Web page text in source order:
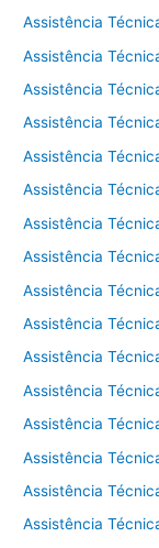
Assistência
Assistência
Assistência
Assistência
Assistência
Assistência
Assistência
Assistência
Assistência
Assistência
Assistência
Assistência
Assistência
Assistência
Assistência
Assistência